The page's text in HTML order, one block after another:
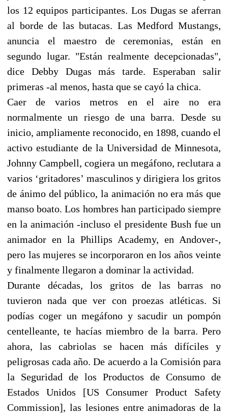
los 12 equipos participantes. Los Dugas se aferran
al borde de las butacas. Las Medford Mustangs,
anuncia el maestro de ceremonias, están en
segundo lugar. "Están realmente decepcionadas",
dice Debby Dugas más tarde. Esperaban salir
primeras -al menos, hasta que se cayó la chica.
Caer de varios metros en el aire no era
normalmente un riesgo de una barra. Desde su
inicio, ampliamente reconocido, en 1898, cuando el
activo estudiante de la Universidad de Minnesota,
Johnny Campbell, cogiera un megáfono, reclutara a
varios ‘gritadores’ masculinos y dirigiera los gritos
de ánimo del público, la animación no era más que
manso boato. Los hombres han participado siempre
en la animación -incluso el presidente Bush fue un
animador en la Phillips Academy, en Andover-,
pero las mujeres se incorporaron en los años veinte
y finalmente llegaron a dominar la actividad.
Durante décadas, los gritos de las barras no
tuvieron nada que ver con proezas atléticas. Si
podías coger un megáfono y sacudir un pompón
centelleante, te hacías miembro de la barra. Pero
ahora, las cabriolas se hacen más difíciles y
peligrosas cada año. De acuerdo a la Comisión para
la Seguridad de los Productos de Consumo de
Estados Unidos [US Consumer Product Safety
Commission], las lesiones entre animadoras de la